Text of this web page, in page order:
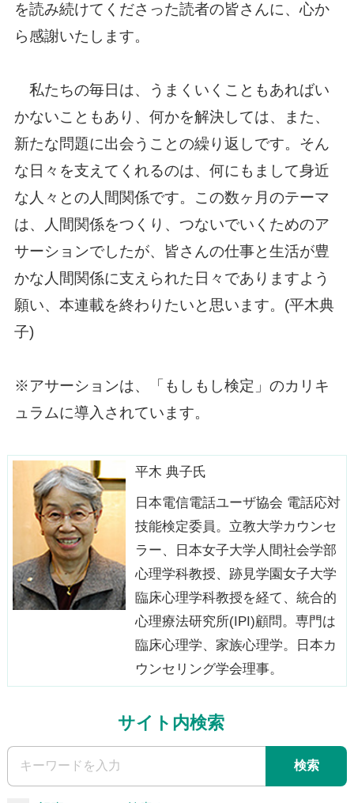
を読み続けてくださった読者の皆さんに、心か
ら感謝いたします。
私たちの毎日は、うまくいくこともあればい
かないこともあり、何かを解決しては、また、
新たな問題に出会うことの繰り返しです。そん
な日々を支えてくれるのは、何にもまして身近
な人々との人間関係です。この数ヶ月のテーマ
は、人間関係をつくり、つないでいくためのア
サーションでしたが、皆さんの仕事と生活が豊
かな人間関係に支えられた日々でありますよう
願い、本連載を終わりたいと思います。(平木典
子)
※アサーションは、「もしもし検定」のカリキ
ュラムに導入されています。
平木 典子氏
日本電信電話ユーザ協会 電話応対
技能検定委員。立教大学カウンセ
ラー、日本女子大学人間社会学部
心理学科教授、跡見学園女子大学
臨床心理学科教授を経て、統合的
心理療法研究所(IPI)顧問。専門は
臨床心理学、家族心理学。日本カ
ウンセリング学会理事。
サイト内検索
検索